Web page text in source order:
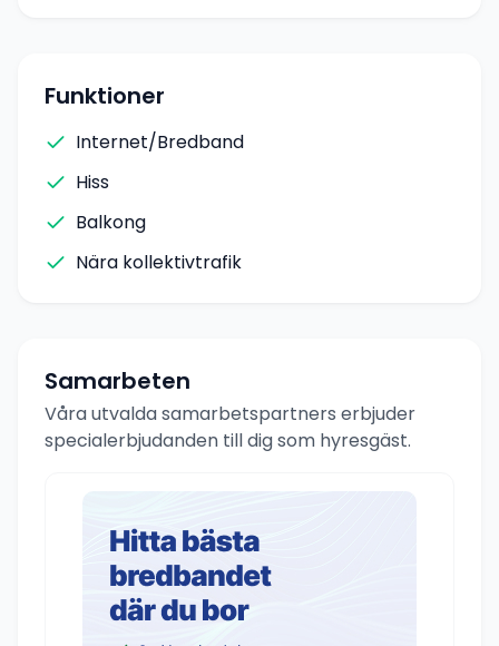
Funktioner
Internet/Bredband
Hiss
Balkong
Nära kollektivtrafik
Samarbeten
Våra utvalda samarbetspartners erbjuder
specialerbjudanden till dig som hyresgäst.